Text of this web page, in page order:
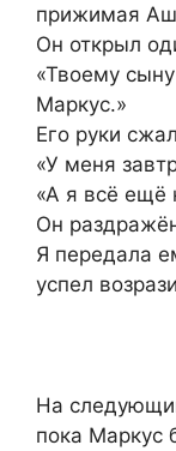
прижимая
Он открыл
«Твоему
Маркус.»
Его руки
«У меня
«А я всё ещё
Он
Я передала
успел
На
пока Маркус